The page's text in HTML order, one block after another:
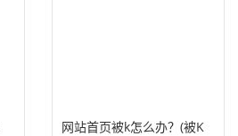
网站首页被k怎么办？(被K